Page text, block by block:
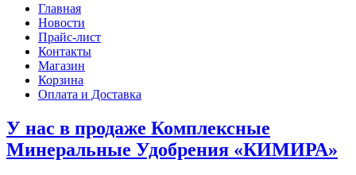
Главная
Новости
Прайс-лист
Контакты
Магазин
Корзина
Оплата и Доставка
У нас в продаже Комплексные
Минеральные Удобрения «КИМИРА»